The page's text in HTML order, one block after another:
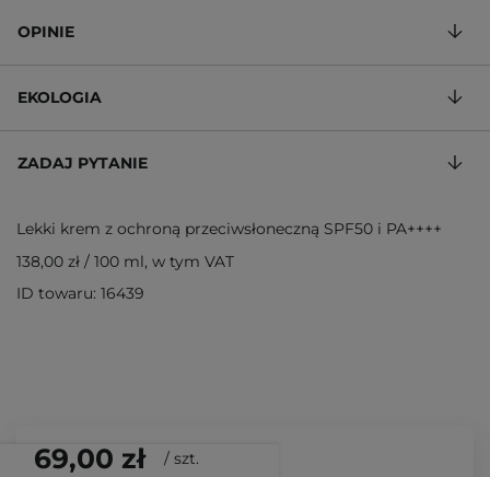
69,00 zł / szt.
OPINIE
EKOLOGIA
ZADAJ PYTANIE
Lekki krem z ochroną przeciwsłoneczną SPF50 i PA++++
138,00 zł / 100 ml, w tym VAT
ID towaru: 16439